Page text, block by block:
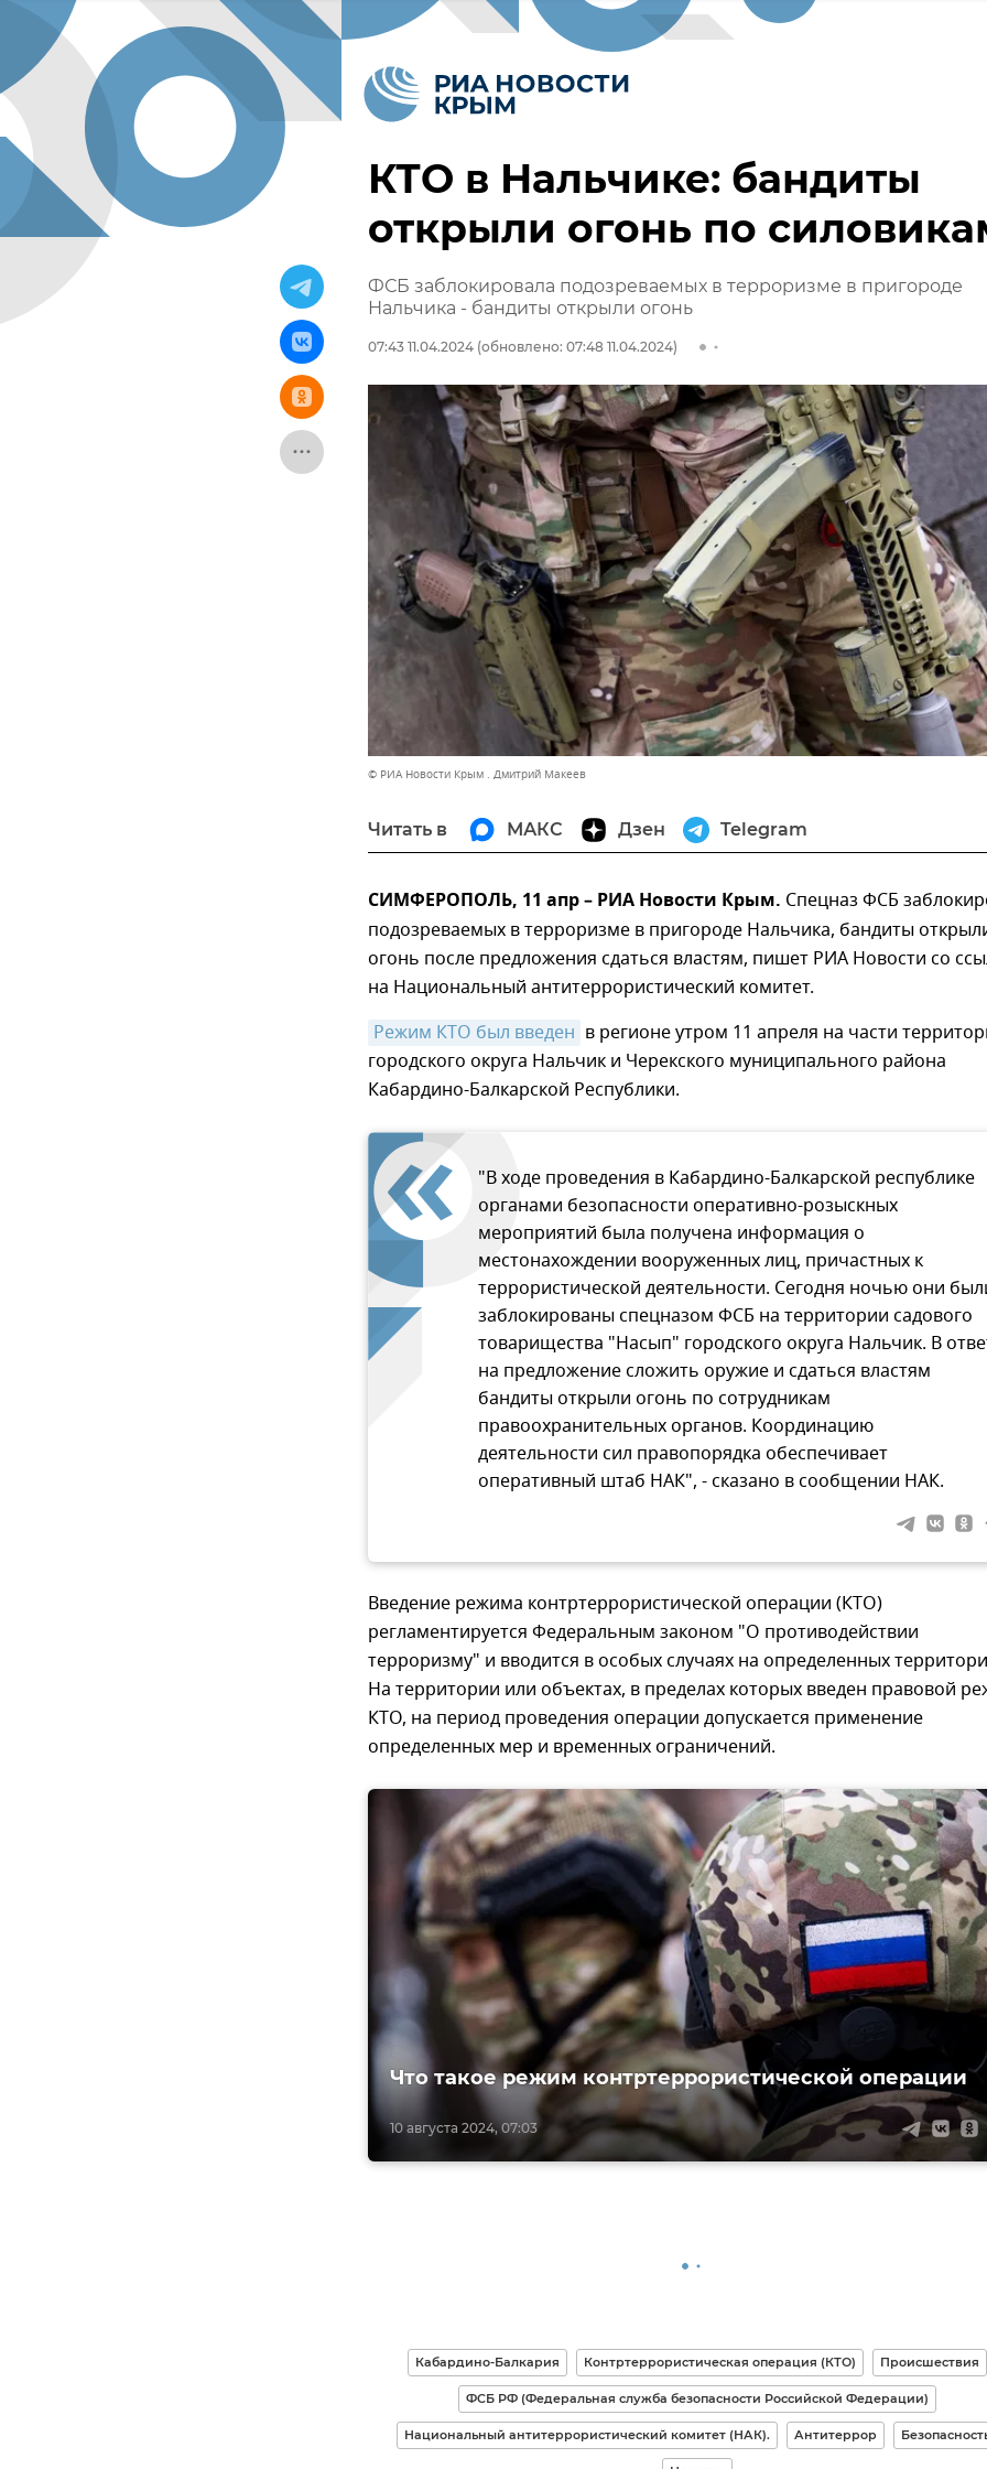
КТО в Нальчике: бандиты
открыли огонь по
ФСБ заблокировала подозреваемых в терроризме в пригороде
Нальчика - бандиты открыли огонь
07:43 11.04.2024 (обновлено: 07:48 11.04.2024)
© РИА Новости Крым . Дмитрий Макеев
Читать в МАКС Дзен Telegram
СИМФЕРОПОЛЬ, 11 апр – РИА Новости Крым. Спецназ ФСБ
подозреваемых в терроризме в пригороде Нальчика, бандиты
огонь после предложения сдаться властям, пишет РИА Новости со
на Национальный антитеррористический комитет.
Режим КТО был введен в регионе утром 11 апреля на части
городского округа Нальчик и Черекского муниципального района
Кабардино-Балкарской Республики.
"В ходе проведения в Кабардино-Балкарской республике
органами безопасности оперативно-розыскных
мероприятий была получена информация о
местонахождении вооруженных лиц, причастных к
террористической деятельности. Сегодня ночью они
заблокированы спецназом ФСБ на территории садового
товарищества "Насып" городского округа Нальчик. В
на предложение сложить оружие и сдаться властям
бандиты открыли огонь по сотрудникам
правоохранительных органов. Координацию
деятельности сил правопорядка обеспечивает
оперативный штаб НАК", - сказано в сообщении НАК.
Введение режима контртеррористической операции (КТО)
регламентируется Федеральным законом "О противодействии
терроризму" и вводится в особых случаях на определенных
На территории или объектах, в пределах которых введен правовой
КТО, на период проведения операции допускается применение
определенных мер и временных ограничений.
10 августа 2024, 07:03
Что такое режим контртеррористической операции
Кабардино-Балкария Контртеррористическая операция (КТО) Происшествия
ФСБ РФ (Федеральная служба безопасности Российской Федерации)
Национальный антитеррористический комитет (НАК). Антитеррор